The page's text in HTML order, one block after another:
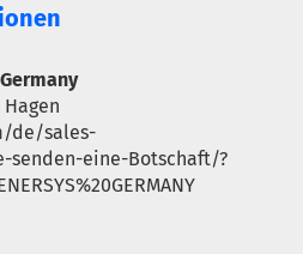
de/sales-
senden-eine-Botschaft/?